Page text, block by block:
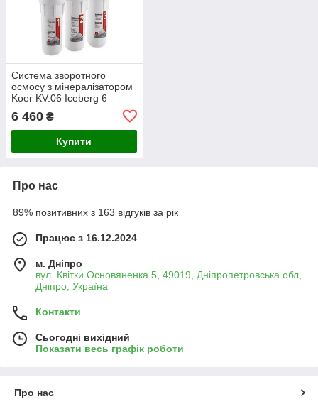
Система зворотного
осмосу з мінералізатором
Koer KV.06 Iceberg 6
(KR3147), 6-ступенева, з
баком 12 л
6 460 ₴
Купити
Про нас
89% позитивних з 163 відгуків за рік
Працює з 16.12.2024
м. Дніпро
вул. Квітки Основяненка 5, 49019, Дніпропетровська обл,
Дніпро, Україна
Контакти
Сьогодні вихідний
Показати весь графік роботи
Про нас